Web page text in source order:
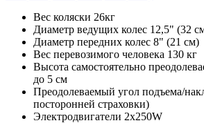
Вес коляски 26кг
Диаметр ведущих колес 12,5" (32
Диаметр передних колес 8" (21 см)
Вес перевозимого человека 130 кг
Высота самостоятельно
до 5 см
Преодолеваемый угол подъема/
посторонней страховки)
Электродвигатели 2х250W